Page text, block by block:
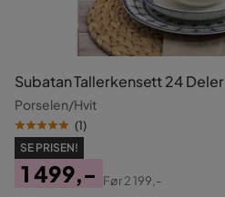
Subatan Tallerkensett 24 Deler
Porselen/Hvit
(1)
SE PRISEN!
1 499,-
Før2 199,-